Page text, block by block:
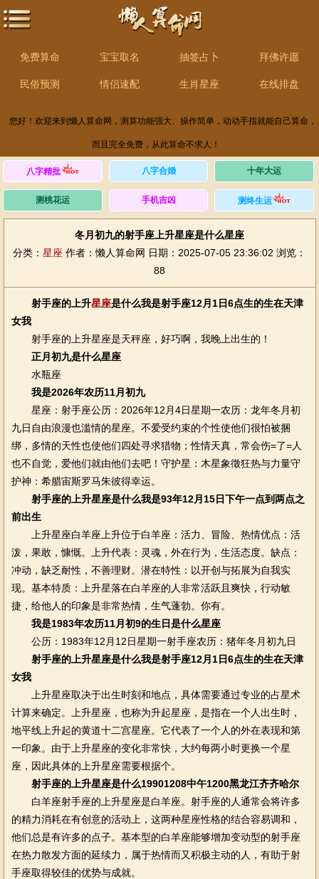
免费算命 宝宝取名 抽签占卜 拜佛许愿
民俗预测 情侣速配 生肖星座 在线排盘
您好！欢迎来到懒人算命网，测算功能强大、操作简单，动动手指就能自己算命，
而且完全免费，从此算命不求人！
八字精批 八字合婚 十年大运
测桃花运 手机吉凶 测终生运
冬月初九的射手座上升星座是什么星座
分类： 星座 作者：懒人算命网 日期：2025-07-05 23:36:02 浏览：
88
射手座的上升星座是什么我是射手座12月1日6点生的生在天津
女我
射手座的上升星座是天秤座，好巧啊，我晚上出生的！
正月初九是什么星座
水瓶座
我是2026年农历11月初九
星座：射手座公历：2026年12月4日星期一农历：龙年冬月初
九日自由浪漫也滥情的星座。不爱受约束的个性使他们很怕被捆
绑，多情的天性也使他们四处寻求猎物；性情天真，常会伤=了=人
也不自觉，爱他们就由他们去吧！守护星：木星象徵狂热与力量守
护神：希腊宙斯罗马朱彼得幸运。
射手座的上升星座是什么我是93年12月15日下午一点到两点之
前出生
上升星座白羊座上升位于白羊座：活力、冒险、热情优点：活
泼，果敢，慷慨。上升代表：灵魂，外在行为，生活态度。缺点：
冲动，缺乏耐性，不善理财。潜在特性：以开创与拓展为自我实
现。基本特质：上升星落在白羊座的人非常活跃且爽快，行动敏
捷，给他人的印象是非常热情，生气蓬勃。你有。
我是1983年农历11月初9的生日是什么星座
公历：1983年12月12日星期一射手座农历：猪年冬月初九日
射手座的上升星座是什么我是射手座12月1日6点生的生在天津
女我
上升星座取决于出生时刻和地点，具体需要通过专业的占星术
计算来确定。上升星座，也称为升起星座，是指在一个人出生时，
地平线上升起的黄道十二宫星座。它代表了一个人的外在表现和第
一印象。由于上升星座的变化非常快，大约每两小时更换一个星
座，因此具体的上升星座需要根据个。
射手座的上升星座是什么19901208中午1200黑龙江齐齐哈尔
白羊座射手座的上升星座是白羊座。射手座的人通常会将许多
的精力消耗在有创意的活动上，这两种星座性格的结合容易调和，
他们总是有许多的点子。基本型的白羊座能够增加变动型的射手座
在热力散发方面的延续力，属于热情而又积极主动的人，有助于射
手座取得较佳的优势与成就。